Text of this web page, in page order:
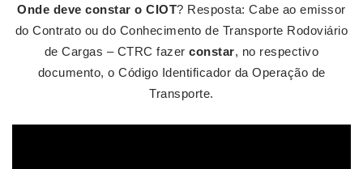
Onde deve constar o CIOT? Resposta: Cabe ao emissor
do Contrato ou do Conhecimento de Transporte Rodoviário
de Cargas – CTRC fazerconstar, no respectivo
documento, o Código Identificador da Operação de
Transporte.